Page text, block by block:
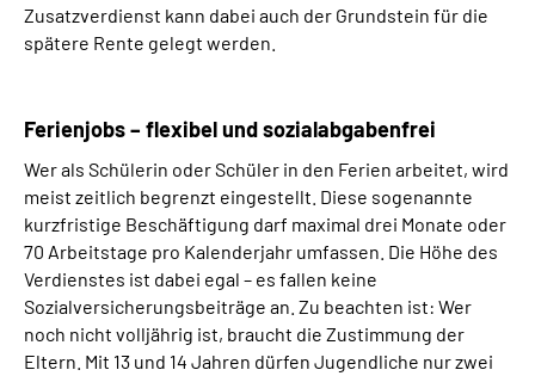
Zusatzverdienst kann dabei auch der Grundstein für die
spätere Rente gelegt werden.
Ferienjobs – flexibel und sozialabgabenfrei
Wer als Schülerin oder Schüler in den Ferien arbeitet, wird
meist zeitlich begrenzt eingestellt. Diese sogenannte
kurzfristige Beschäftigung darf maximal drei Monate oder
70 Arbeitstage pro Kalenderjahr umfassen. Die Höhe des
Verdienstes ist dabei egal – es fallen keine
Sozialversicherungsbeiträge an. Zu beachten ist: Wer
noch nicht volljährig ist, braucht die Zustimmung der
Eltern. Mit 13 und 14 Jahren dürfen Jugendliche nur zwei